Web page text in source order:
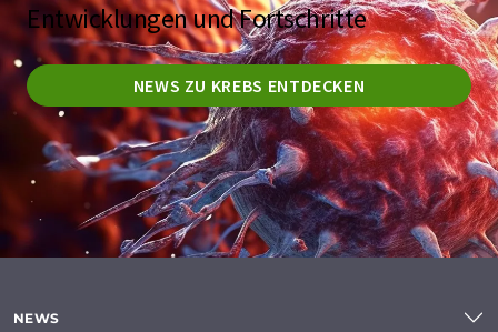
Entwicklungen und Fortschritte
NEWS ZU KREBS ENTDECKEN
NEWS